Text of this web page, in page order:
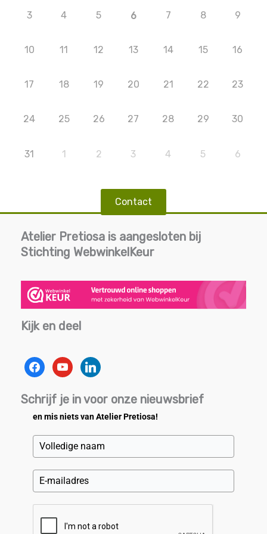
3 4 5 6 7 8 9
10 11 12 13 14 15 16
17 18 19 20 21 22 23
24 25 26 27 28 29 30
31 1 2 3 4 5 6
Contact
Atelier Pretiosa is aangesloten bij
Stichting WebwinkelKeur
Kijk en deel
facebookyoutubelinkedin
Schrijf je in voor onze nieuwsbrief
en mis niets van Atelier Pretiosa!